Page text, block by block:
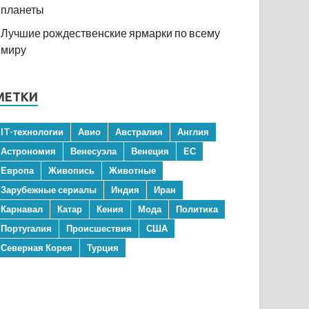
планеты
Лучшие рождественские ярмарки по всему
миру
IT-технологии Авио Австралия
Англия
Астрономия
Венесуэла Венеция
ЕС
Европа
Живопись
Животные
Зарубежные сериалы
Индия
Иран
Карнавал
Катар Кения Мода
Политика
Португалия
Происшествия
США
Северная Корея
Турция